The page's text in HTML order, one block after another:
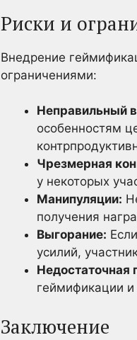
Риски и
Внедрение
ограничениями:
Неправильный
особенностям
Чрезмерная
у некоторых
Манипуляции:
получения
Выгорание:
усилий,
Недостаточная
геймификации
Заключение